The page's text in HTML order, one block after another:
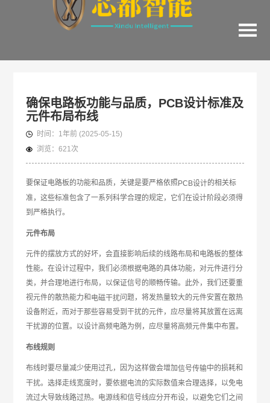
确保电路板功能与品质，PCB设计标准及
元件布局布线
时间： 1年前(2025-05-15)
浏览： 621次
要保证电路板的功能和品质，关键是要严格依照PCB设计的相关标
准，这些标准包含了一系列科学合理的规定，它们在设计阶段必须得
到严格执行。
元件布局
元件的摆放方式的好坏，会直接影响后续的线路布局和电路板的整体
性能。在设计过程中，我们必须根据电路的具体功能，对元件进行分
类，并合理地进行布局，以保证信号的顺畅传输。此外，我们还要重
视元件的散热能力和 电磁干扰问题，将发热量较大的元件安置在散热
设备附近，而对于那些容易受到干扰的元件，应尽量将其放置在远离
干扰源的位置。以设计高频电路为例，应尽量将高频元件集中布置。
布线规则
布线时要尽量减少使用过孔，因为这样做会增加信号传输中的损耗和
干扰。选择走线宽度时，要依据电流的实际数值来合理选择，以免电
流过大导致线路过热。电源线和信号线应分开布设，以避免它们之间